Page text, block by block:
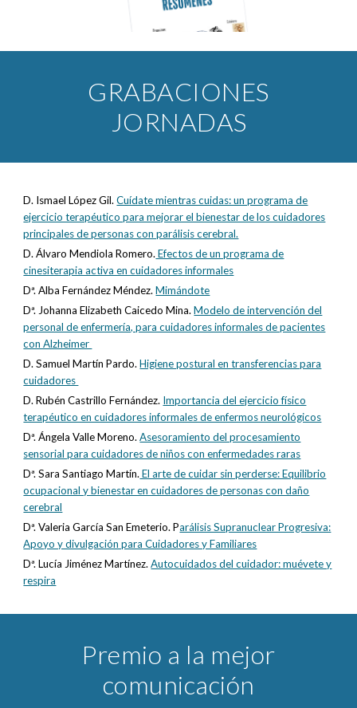
GRABACIONES
JORNADAS
D. Ismael López Gil.Cuídate mientras cuidas: un programa de
ejercicio terapéutico para mejorar el bienestar de los cuidadores
principales de personas con parálisis cerebral.
D. Álvaro Mendiola Romero. Efectos de un programa de
cinesiterapia activa en cuidadores informales
Dª. Alba Fernández Méndez.Mimándote
Dª. Johanna Elizabeth Caicedo Mina.Modelo de intervención del
personal de enfermería, para cuidadores informales de pacientes
con Alzheimer
D. Samuel Martín Pardo.Higiene postural en transferencias para
cuidadores
D. Rubén Castrillo Fernández. Importancia del ejercicio físico
terapéutico en cuidadores informales de enfermos neurológicos
Dª. Ángela Valle Moreno.Asesoramiento del procesamiento
sensorial para cuidadores de niños con enfermedades raras
Dª. Sara Santiago Martín. El arte de cuidar sin perderse: Equilibrio
ocupacional y bienestar en cuidadores de personas con daño
cerebral
Dª. Valeria García San Emeterio. Parálisis Supranuclear Progresiva:
Apoyo y divulgación para Cuidadores y Familiares
Dª. Lucía Jiménez Martínez.Autocuidados del cuidador: muévete y
respira
Premio a la mejor
comunicación